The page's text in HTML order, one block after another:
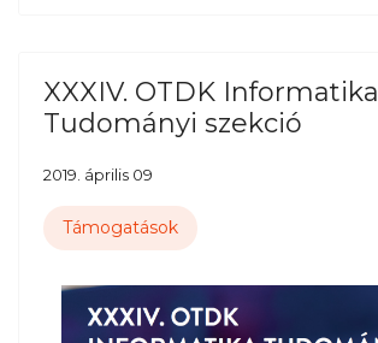
XXXIV. OTDK Informatika
Tudományi szekció
2019. április 09
Támogatások